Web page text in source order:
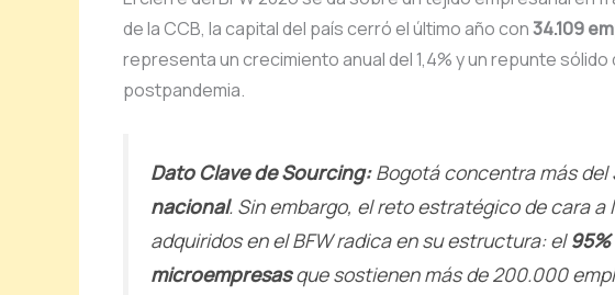
de la CCB, la capital del país cerró el último año con34.109
representa un crecimiento anual del 1,4% y un repunte
postpandemia.
Dato Clave de Sourcing:Bogotá concentra más del
nacional. Sin embargo, el reto estratégico de cara
adquiridos en el BFW radica en su estructura: el
microempresasque sostienen más de 200.000